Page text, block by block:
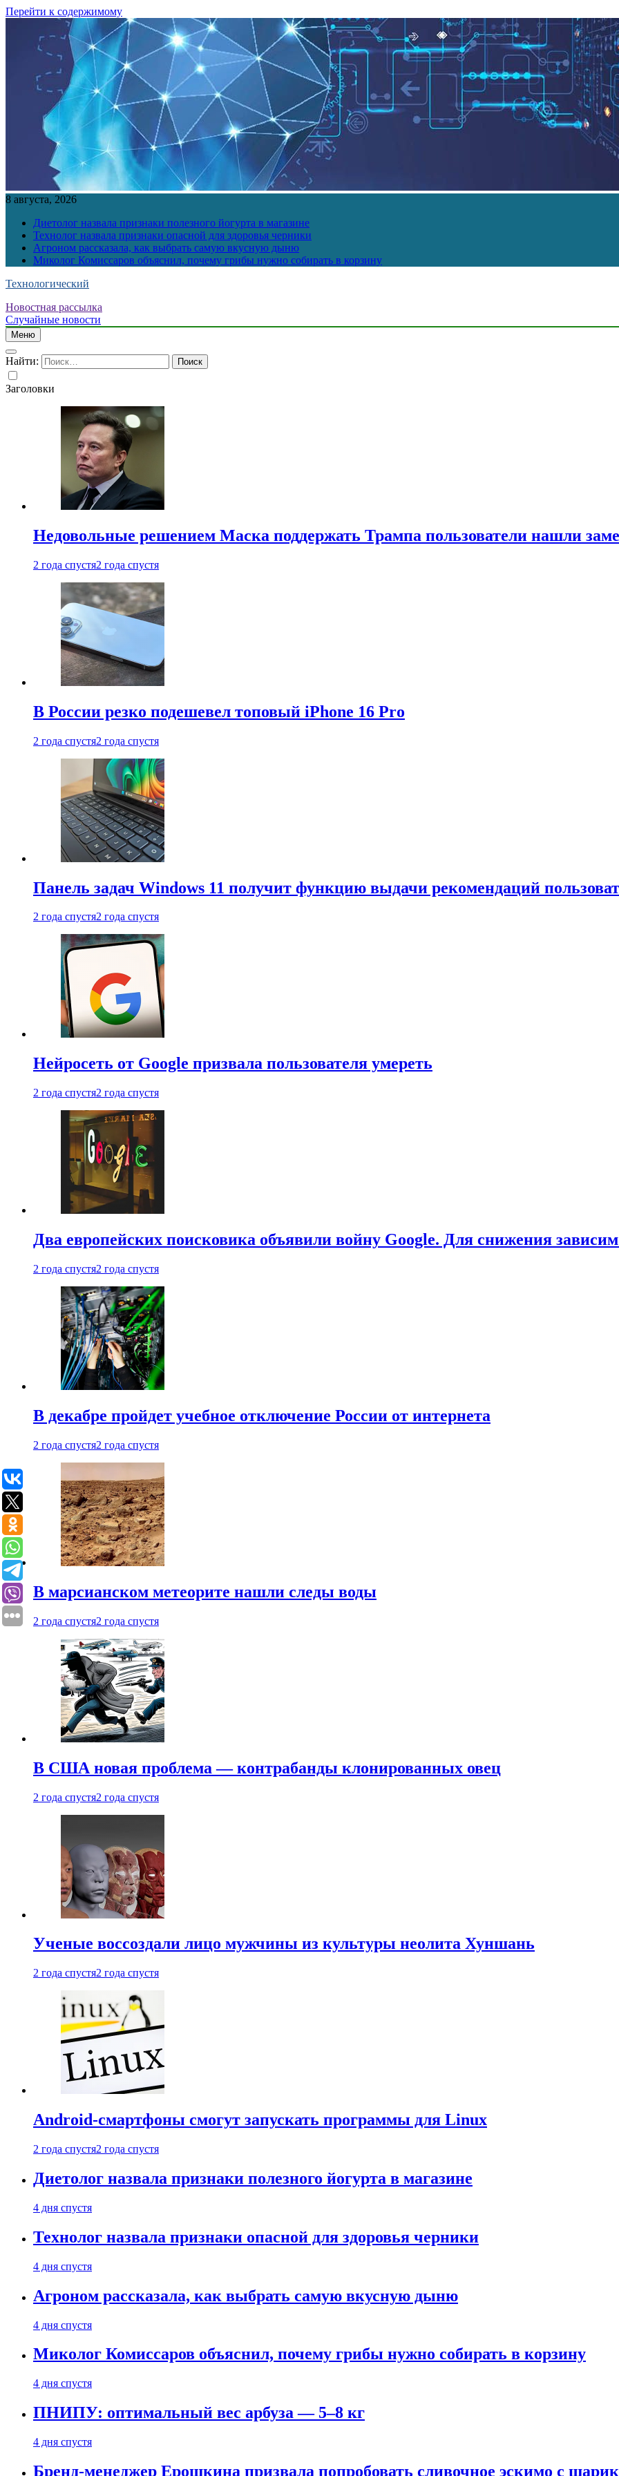
Перейти к содержимому
8 августа, 2026
Диетолог назвала признаки полезного йогурта в магазине
Технолог назвала признаки опасной для здоровья черники
Агроном рассказала, как выбрать самую вкусную дыню
Миколог Комиссаров объяснил, почему грибы нужно собирать в корзину
Технологический
Новостная рассылка
Случайные новости
Меню
Найти:
Заголовки
Недовольные решением Маска поддержать Трампа пользователи нашли
2 года спустя2 года спустя
В России резко подешевел топовый iPhone 16 Pro
2 года спустя2 года спустя
Панель задач Windows 11 получит функцию выдачи рекомендаций
2 года спустя2 года спустя
Нейросеть от Google призвала пользователя умереть
2 года спустя2 года спустя
Два европейских поисковика объявили войну Google. Для снижения
2 года спустя2 года спустя
В декабре пройдет учебное отключение России от интернета
2 года спустя2 года спустя
В марсианском метеорите нашли следы воды
2 года спустя2 года спустя
В США новая проблема — контрабанды клонированных овец
2 года спустя2 года спустя
Ученые воссоздали лицо мужчины из культуры неолита Хуншань
2 года спустя2 года спустя
Android-смартфоны смогут запускать программы для Linux
2 года спустя2 года спустя
Диетолог назвала признаки полезного йогурта в магазине
4 дня спустя
Технолог назвала признаки опасной для здоровья черники
4 дня спустя
Агроном рассказала, как выбрать самую вкусную дыню
4 дня спустя
Миколог Комиссаров объяснил, почему грибы нужно собирать в корзину
4 дня спустя
ПНИПУ: оптимальный вес арбуза — 5–8 кг
4 дня спустя
Бренд-менеджер Ерошкина призвала попробовать сливочное эскимо с